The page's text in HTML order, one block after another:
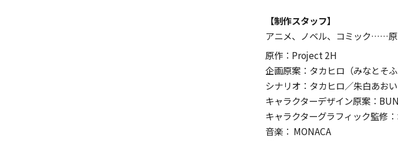
【制作スタッフ】
アニメ、ノベル、コミック……
原作： Project 2H
企画原案：タカヒロ（みなとそふ
シナリオ：タカヒロ／朱白あお
キャラクターデザイン原案：
キャラクターグラフィック監修：
音楽： MONACA